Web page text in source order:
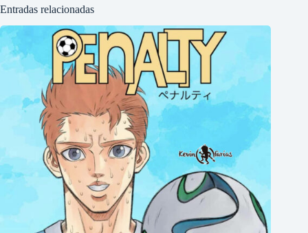
Entradas relacionadas